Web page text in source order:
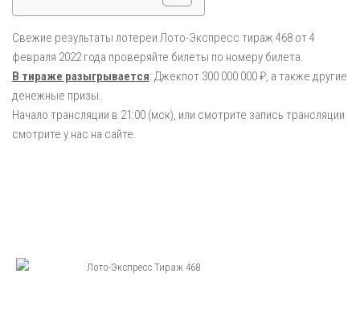
Свежие результаты лотереи Лото-Экспресс тираж 468 от 4
февраля 2022 года проверяйте билеты по номеру билета.
В тираже разыгрывается: Джекпот 300 000 000 ₽, а также другие
денежные призы.
Начало трансляции в 21:00 (мск), или смотрите запись трансляции
смотрите у нас на сайте.